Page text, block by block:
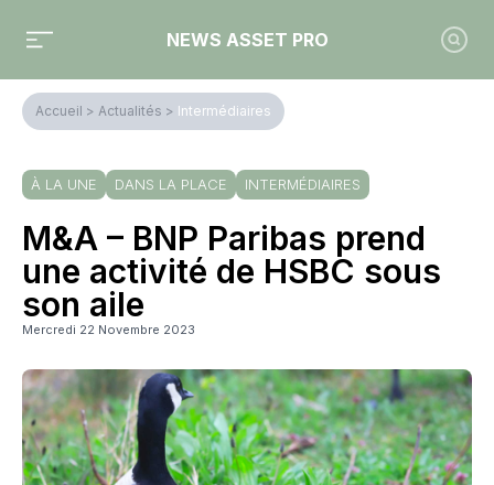
NEWS ASSET PRO
Accueil > Actualités > Intermédiaires
À LA UNE DANS LA PLACE INTERMÉDIAIRES
M&A – BNP Paribas prend
une activité de HSBC sous
son aile
Mercredi 22 Novembre 2023